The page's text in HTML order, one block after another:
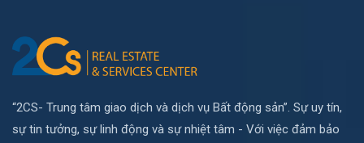
“2CS- Trung tâm giao dịch và dịch vụ Bất động sản”. Sự uy tín,
sự tin tưởng, sự linh động và sự nhiệt tâm - Với việc đảm bảo